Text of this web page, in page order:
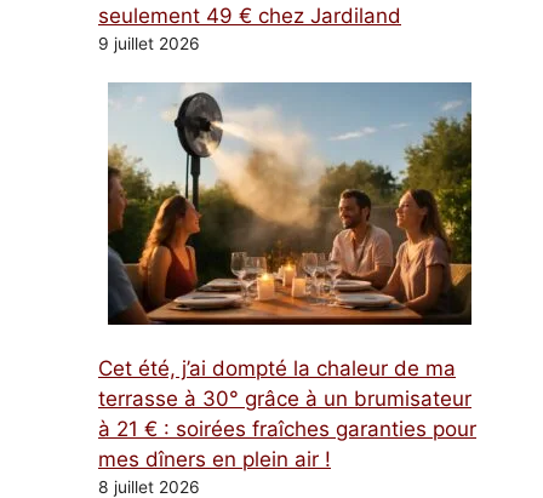
seulement 49 € chez Jardiland
9 juillet 2026
Cet été, j’ai dompté la chaleur de ma
terrasse à 30° grâce à un brumisateur
à 21 € : soirées fraîches garanties pour
mes dîners en plein air !
8 juillet 2026